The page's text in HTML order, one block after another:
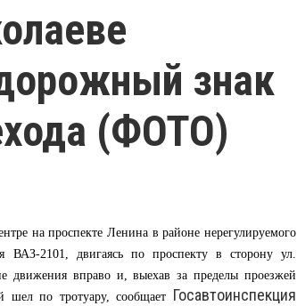
знак
(ФОТО)
на проспекте Ленина в районе нерегулируемого
ВАЗ-2101, двигаясь по проспекту в сторону ул.
движения вправо и, выехав за пределы проезжей
шел по тротуару, сообщает Госавтоинспекция